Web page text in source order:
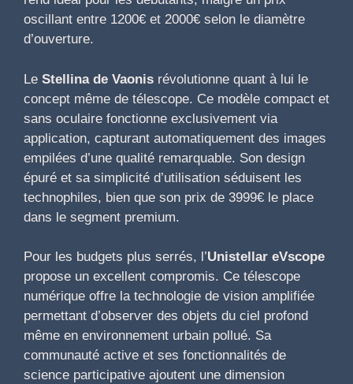
oscillant entre 1200€ et 2000€ selon le diamètre
d’ouverture.
Le Stellina de Vaonis révolutionne quant à lui le
concept même de télescope. Ce modèle compact et
sans oculaire fonctionne exclusivement via
application, capturant automatiquement des images
empilées d’une qualité remarquable. Son design
épuré et sa simplicité d’utilisation séduisent les
technophiles, bien que son prix de 3999€ le place
dans le segment premium.
Pour les budgets plus serrés, l’Unistellar eVscope
propose un excellent compromis. Ce télescope
numérique offre la technologie de vision amplifiée
permettant d’observer des objets du ciel profond
même en environnement urbain pollué. Sa
communauté active et ses fonctionnalités de
science participative ajoutent une dimension